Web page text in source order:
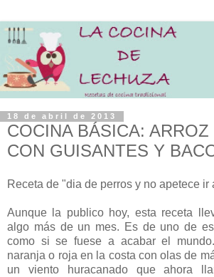
18 de abril de 2013
COCINA BÁSICA:
CON GUISANTES Y
Receta de "dia de perros y no apetece ir
Aunque la publico hoy, esta receta
algo más de un mes. Es de uno de
como si se fuese a acabar el
naranja o roja en la costa con olas de
un viento huracanado que ahora